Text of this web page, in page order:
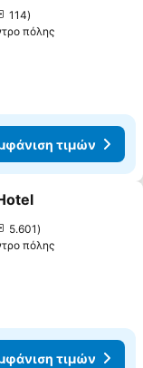
114
πόλης
τιμών
αγαπημένα
5.601
πόλης
τιμών